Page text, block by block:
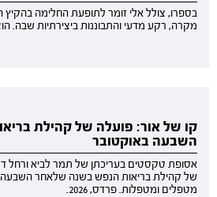
בספרו, צולל אלי זומר לתופעת החלימה
מקרה, רקע מדעי והתבוננות ביצירתיות שבה.
קו של אור: פועלה של קהילת
השבעה באוקטובר
אסופת טקסטים בעריכתן של תמר לביא ורחל
של קהילת בריאות הנפש בשנה שלאחר השבעה
מטפלים ומטפלות. פרדס, 2026.